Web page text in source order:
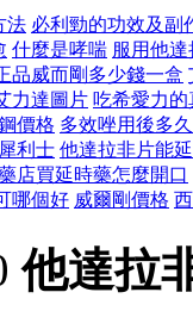
法 必利勁的功效及副
什麼是哮喘 服用他
品威而剛多少錢一盒
力達圖片 吃希愛力
價格 多效唑用後多
利士 他達拉非片能
店買延時藥怎麼開口
哪個好 威爾剛價格
他達拉